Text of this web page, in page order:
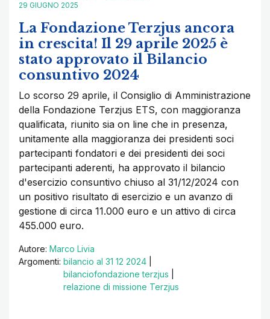
29 GIUGNO 2025
La Fondazione Terzjus ancora
in crescita! Il 29 aprile 2025 è
stato approvato il Bilancio
consuntivo 2024
Lo scorso 29 aprile, il Consiglio di Amministrazione
della Fondazione Terzjus ETS, con maggioranza
qualificata, riunito sia on line che in presenza,
unitamente alla maggioranza dei presidenti soci
partecipanti fondatori e dei presidenti dei soci
partecipanti aderenti, ha approvato il bilancio
d'esercizio consuntivo chiuso al 31/12/2024 con
un positivo risultato di esercizio e un avanzo di
gestione di circa 11.000 euro e un attivo di circa
455.000 euro.
Autore: Marco Livia
Argomenti: bilancio al 31 12 2024
bilanciofondazione terzjus
relazione di missione Terzjus